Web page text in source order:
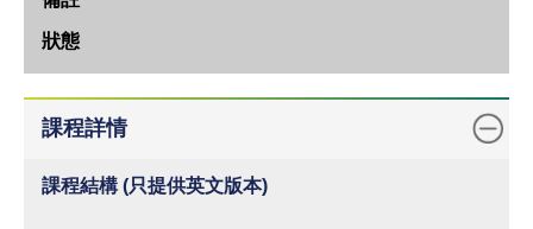
課
地
點
教
語
課程詳情
課程結構 (只提供英文版本)